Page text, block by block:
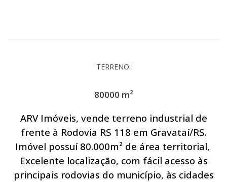
TERRENO:
80000 m²
ARV Imóveis, vende terreno industrial de
frente à Rodovia RS 118 em Gravataí/RS.
Imóvel possuí 80.000m² de área territorial,
Excelente localização, com fácil acesso às
principais rodovias do município, às cidades